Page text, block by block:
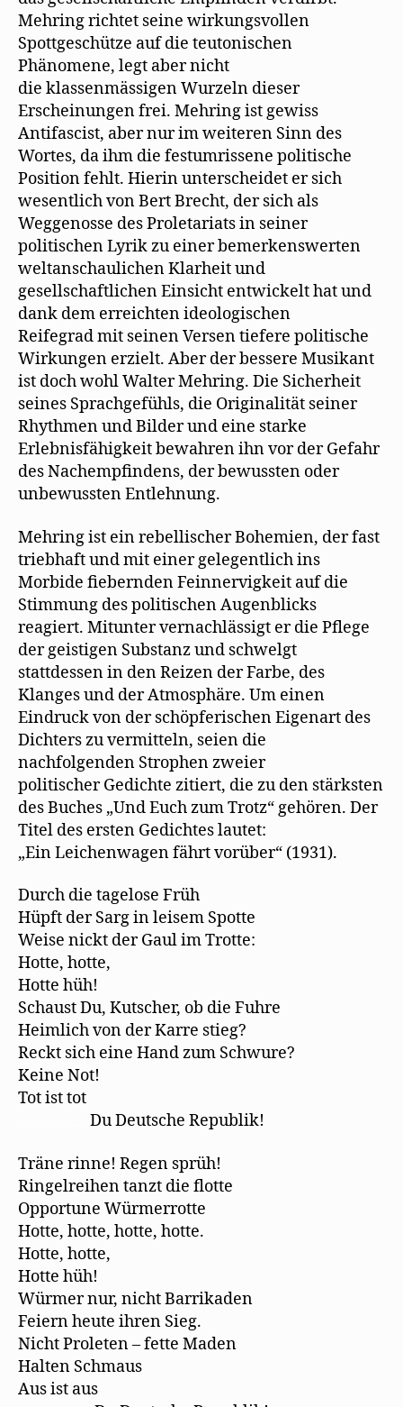
Mehring richtet seine wirkungsvollen
Spottgeschütze auf die teutonischen
Phänomene, legt aber nicht
die klassenmässigen Wurzeln dieser
Erscheinungen frei. Mehring ist gewiss
Antifascist, aber nur im weiteren Sinn des
Wortes, da ihm die festumrissene politische
Position fehlt. Hierin unterscheidet er sich
wesentlich von Bert Brecht, der sich als
Weggenosse des Proletariats in seiner
politischen Lyrik zu einer bemerkenswerten
weltanschaulichen Klarheit und
gesellschaftlichen Einsicht entwickelt hat und
dank dem erreichten ideologischen
Reifegrad mit seinen Versen tiefere politische
Wirkungen erzielt. Aber der bessere Musikant
ist doch wohl Walter Mehring. Die Sicherheit
seines Sprachgefühls, die Originalität seiner
Rhythmen und Bilder und eine starke
Erlebnisfähigkeit bewahren ihn vor der Gefahr
des Nachempfindens, der bewussten oder
unbewussten Entlehnung.
Mehring ist ein rebellischer Bohemien, der fast
triebhaft und mit einer gelegentlich ins
Morbide fiebernden Feinnervigkeit auf die
Stimmung des politischen Augenblicks
reagiert. Mitunter vernachlässigt er die Pflege
der geistigen Substanz und schwelgt
stattdessen in den Reizen der Farbe, des
Klanges und der Atmosphäre. Um einen
Eindruck von der schöpferischen Eigenart des
Dichters zu vermitteln, seien die
nachfolgenden Strophen zweier
politischer Gedichte zitiert, die zu den stärksten
des Buches „Und Euch zum Trotz“ gehören. Der
Titel des ersten Gedichtes lautet:
„Ein Leichenwagen fährt vorüber“ (1931).
Durch die tagelose Früh
Hüpft der Sarg in leisem Spotte
Weise nickt der Gaul im Trotte:
Hotte, hotte,
Hotte hüh!
Schaust Du, Kutscher, ob die Fuhre
Heimlich von der Karre stieg?
Reckt sich eine Hand zum Schwure?
Keine Not!
Tot ist tot
Du Deutsche Republik!
Träne rinne! Regen sprüh!
Ringelreihen tanzt die flotte
Opportune Würmerrotte
Hotte, hotte, hotte, hotte.
Hotte, hotte,
Hotte hüh!
Würmer nur, nicht Barrikaden
Feiern heute ihren Sieg.
Nicht Proleten – fette Maden
Halten Schmaus
Aus ist aus